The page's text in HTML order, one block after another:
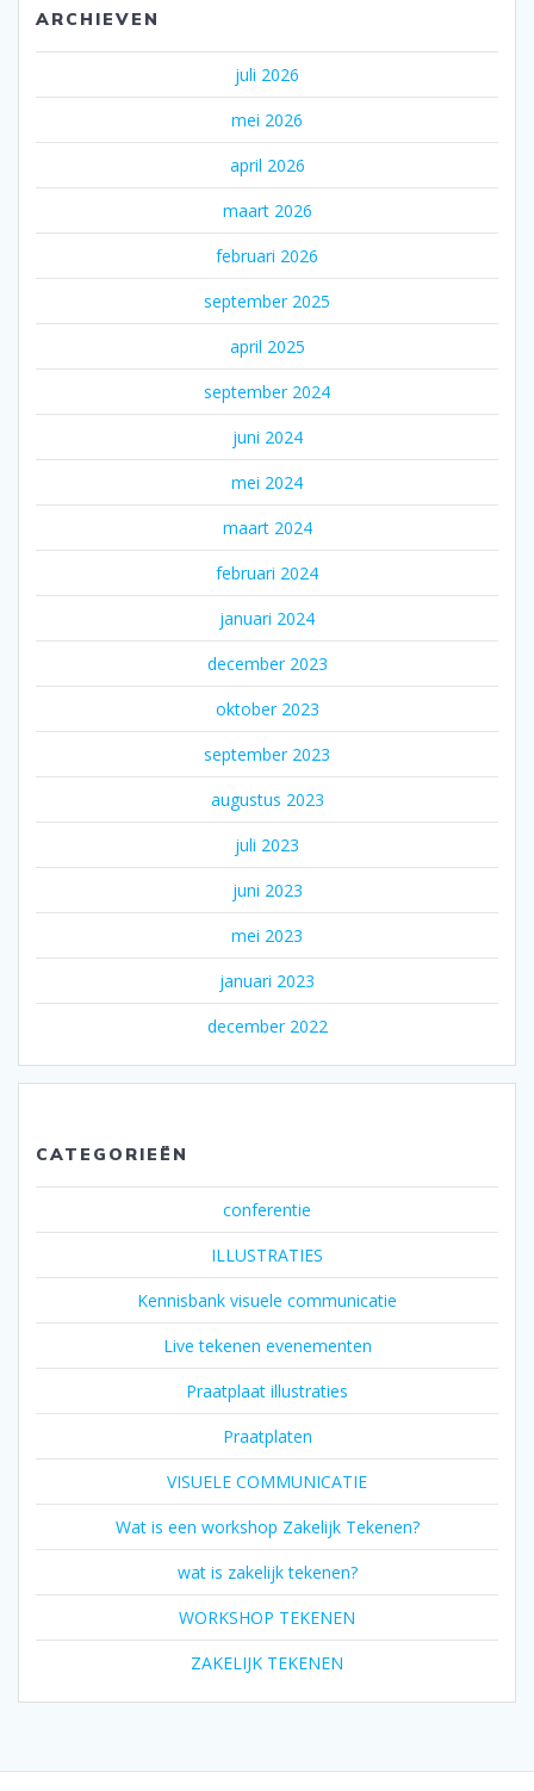
ARCHIEVEN
juli 2026
mei 2026
april 2026
maart 2026
februari 2026
september 2025
april 2025
september 2024
juni 2024
mei 2024
maart 2024
februari 2024
januari 2024
december 2023
oktober 2023
september 2023
augustus 2023
juli 2023
juni 2023
mei 2023
januari 2023
december 2022
CATEGORIEËN
conferentie
ILLUSTRATIES
Kennisbank visuele communicatie
Live tekenen evenementen
Praatplaat illustraties
Praatplaten
VISUELE COMMUNICATIE
Wat is een workshop Zakelijk Tekenen?
wat is zakelijk tekenen?
WORKSHOP TEKENEN
ZAKELIJK TEKENEN